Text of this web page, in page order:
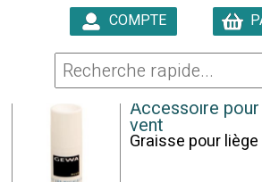
COMPTE
15 ARTICLES TROUVÉS
Accessoire
vent
Graisse pour liège